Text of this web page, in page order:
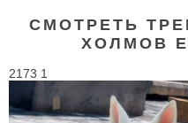
СМОТРЕТЬ
ХОЛМОВ
2173 1